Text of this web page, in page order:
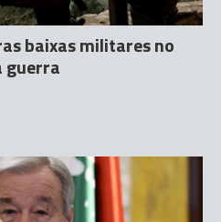
baixas militares no
guerra